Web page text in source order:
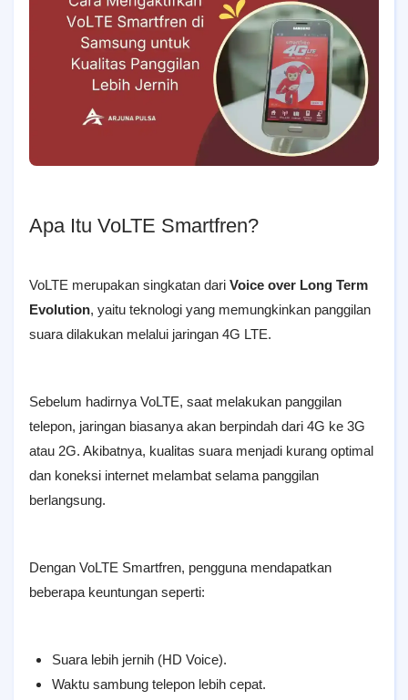
Apa Itu VoLTE Smartfren?
VoLTE merupakan singkatan dari Voice over Long Term
Evolution, yaitu teknologi yang memungkinkan panggilan
suara dilakukan melalui jaringan 4G LTE.
Sebelum hadirnya VoLTE, saat melakukan panggilan
telepon, jaringan biasanya akan berpindah dari 4G ke 3G
atau 2G. Akibatnya, kualitas suara menjadi kurang optimal
dan koneksi internet melambat selama panggilan
berlangsung.
Dengan VoLTE Smartfren, pengguna mendapatkan
beberapa keuntungan seperti:
Suara lebih jernih (HD Voice).
Waktu sambung telepon lebih cepat.